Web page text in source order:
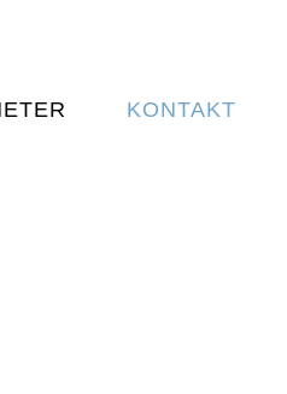
KONTAKT